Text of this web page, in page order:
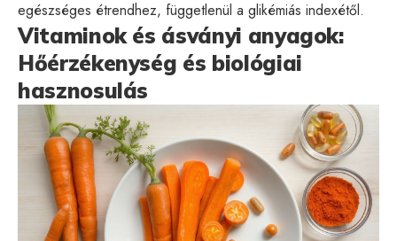
egészséges étrendhez, függetlenül a glikémiás indexétől.
Vitaminok és ásványi anyagok:
Hőérzékenység és biológiai
hasznosulás